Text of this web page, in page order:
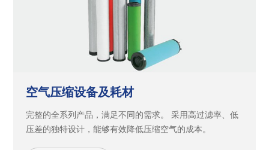
空气压缩设备及耗材
完整的全系列产品，满足不同的需求。 采用高过滤率、低
压差的独特设计，能够有效降低压缩空气的成本。